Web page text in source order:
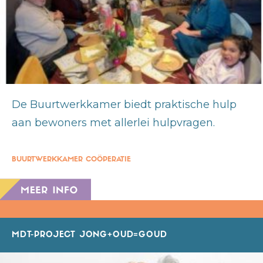
De Buurtwerkkamer biedt praktische hulp
aan bewoners met allerlei hulpvragen.
BUURTWERKKAMER COÖPERATIE
MDT-PROJECT JONG+OUD=GOUD